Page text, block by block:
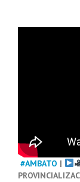
#AMBATO |